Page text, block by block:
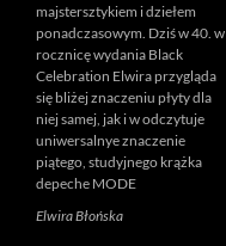
majstersztykiem i dziełem
ponadczasowym. Dziś w 40. w
rocznicę wydania Black
Celebration Elwira przygląda
się bliżej znaczeniu płyty dla
niej samej, jak i w odczytuje
uniwersalnye znaczenie
piątego, studyjnego krążka
depeche MODE
Elwira Błońska